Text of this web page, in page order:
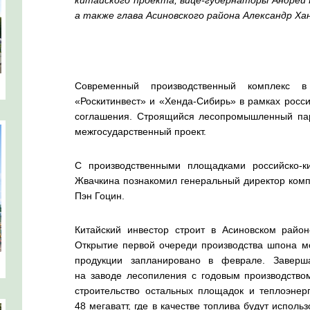
а также глава Асиновского района Александр
Современный производственный комплекс
«Роскитинвест» и «Хенда-Сибирь» в рамках
соглашения. Строящийся лесопромышленный
межгосударственный проект.
С производственными площадками российско-
Жвачкина познакомил генеральный директор
Пэн Гоцин.
Китайский инвестор строит в Асиновском
Открытие первой очереди производства шпона
продукции запланировано в феврале.
на заводе лесопиления с годовым
строительство остальных площадок и
48 мегаватт, где в качестве топлива будут